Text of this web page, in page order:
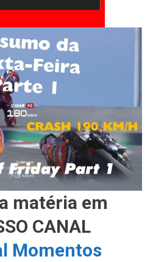
matéria em
CANAL
Momentos